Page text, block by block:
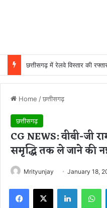
Home /छत्तीसगढ़
छत्तीसगढ़
CG NEWS: वीबी-जी
समृद्धि तक ले जाने की
Mrityunjay January 18,